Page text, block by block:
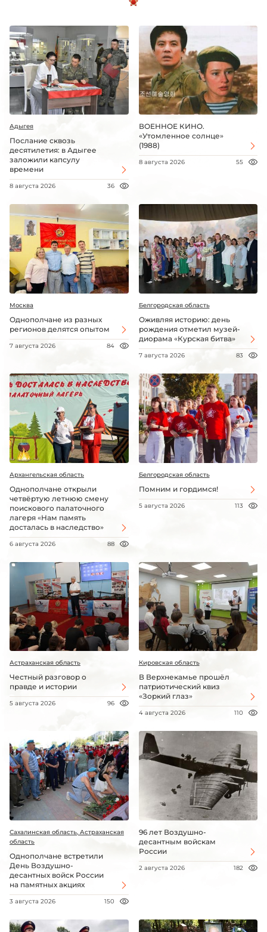
Адыгея
Послание сквозь
десятилетия: в Адыгее
заложили капсулу
времени
8 августа 2026 36
ВОЕННОЕ КИНО.
«Утомленное солнце»
(1988)
8 августа 2026 55
Москва
Однополчане из разных
регионов делятся опытом
7 августа 2026 84
Белгородская область
Оживляя историю: день
рождения отметил музей-
диорама «Курская битва»
7 августа 2026 83
Архангельская область
Однополчане открыли
четвёртую летнюю смену
поискового палаточного
лагеря «Нам память
досталась в наследство»
6 августа 2026 88
Белгородская область
Помним и гордимся!
5 августа 2026 113
Астраханская область
Честный разговор о
правде и истории
5 августа 2026 96
Кировская область
В Верхнекамье прошёл
патриотический квиз
«Зоркий глаз»
4 августа 2026 110
Сахалинская область, Астраханская
область
Однополчане встретили
День Воздушно-
десантных войск России
на памятных акциях
3 августа 2026 150
96 лет Воздушно-
десантным войскам
России
2 августа 2026 182